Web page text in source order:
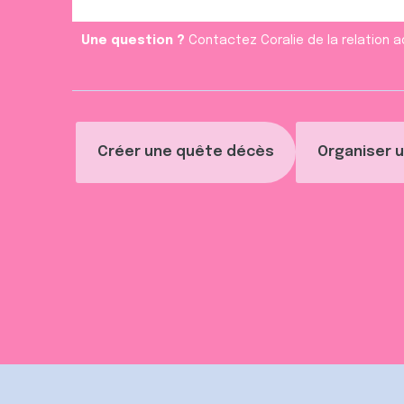
Créer une quête décès Organiser
Une question ? Contactez Coralie de la relation